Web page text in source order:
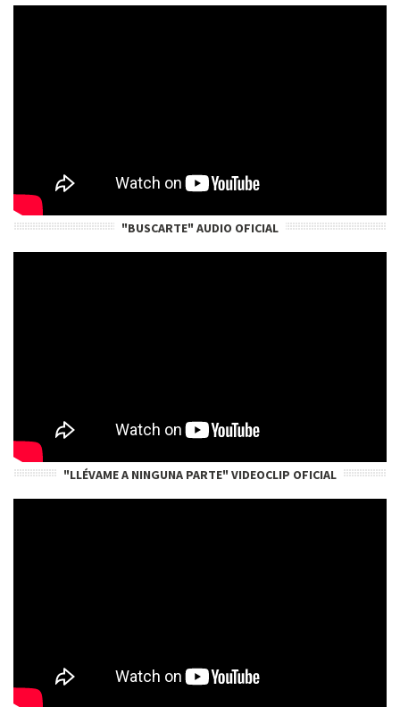
"BUSCARTE" AUDIO OFICIAL
"LLÉVAME A NINGUNA PARTE" VIDEOCLIP OFICIAL